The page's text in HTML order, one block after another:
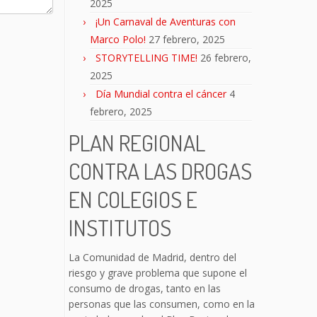
2025
¡Un Carnaval de Aventuras con
Marco Polo! 27 febrero, 2025
STORYTELLING TIME! 26 febrero,
2025
Día Mundial contra el cáncer 4
febrero, 2025
PLAN REGIONAL
CONTRA LAS DROGAS
EN COLEGIOS E
INSTITUTOS
La Comunidad de Madrid, dentro del
riesgo y grave problema que supone el
consumo de drogas, tanto en las
personas que las consumen, como en la